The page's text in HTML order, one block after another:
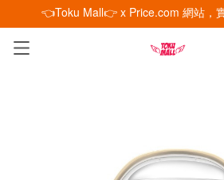
👈Toku Mall👉 x Price.com 網站，
已加入購物車